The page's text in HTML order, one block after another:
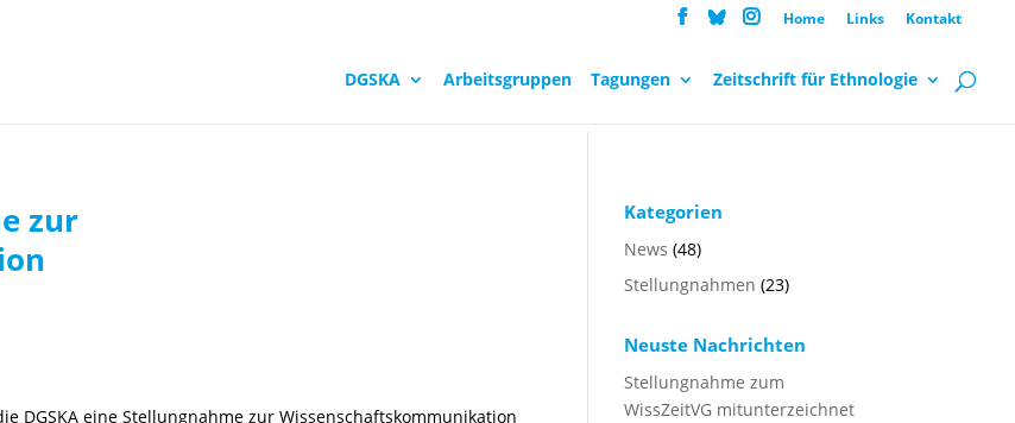
Home Links Kontakt
DGSKA Arbeitsgruppen Tagungen Zeitschrift für Ethnologie
zur
DGSKA eine Stellungnahme zur Wissenschaftskommunikation
Kategorien
News (48)
Stellungnahmen (23)
Neuste Nachrichten
Stellungnahme zum
WissZeitVG mitunterzeichnet